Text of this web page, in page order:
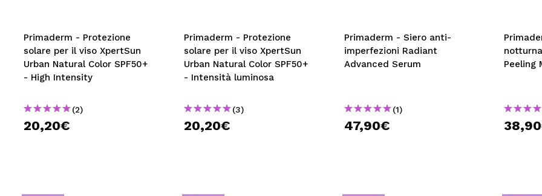
Primaderm - Protezione
solare per il viso XpertSun
Urban Natural Color SPF50+
- High Intensity
(2)
20,20€
Primaderm - Protezione
solare per il viso XpertSun
Urban Natural Color SPF50+
- Intensità luminosa
(3)
20,20€
Primaderm - Siero anti-
imperfezioni Radiant
Advanced Serum
(1)
47,90€
Peeling